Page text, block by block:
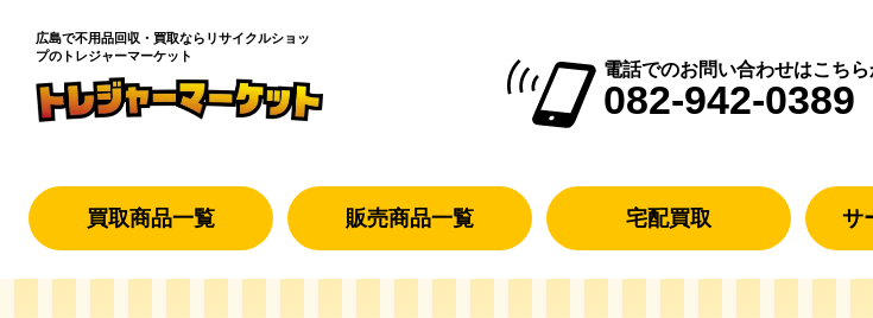
広島で不用品回収・買取なら リサイクルショッ
プのトレジャーマーケット
電話でのお問い合わせはこちら
082-942-0389
買取商品一覧 販売商品一覧 宅配買取 サ